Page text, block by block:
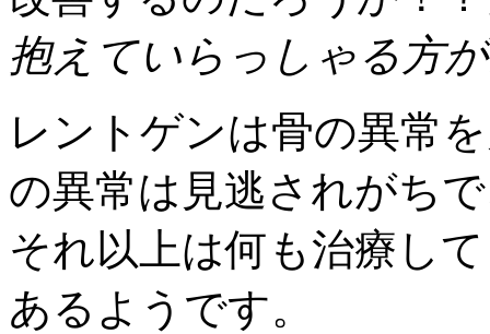
抱えていらっしゃる方
レントゲンは骨の異常
の異常は見逃されがち
それ以上は何も治療し
あるようです。